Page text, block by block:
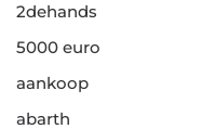
2dehands
5000 euro
aankoop
abarth